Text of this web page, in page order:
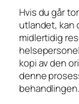
Hvis du går
utlandet, kan
midlertidig
kopi av den
denne
behandlingen.